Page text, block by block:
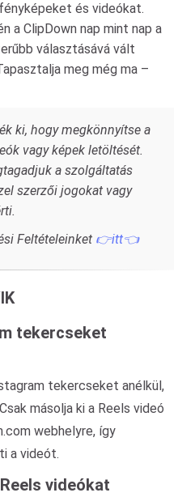
és videókat.
a ClipDown nap mint nap a
választásává vált
meg még ma –
ki, hogy megkönnyítse a
vagy képek letöltését.
a szolgáltatás
szerzői jogokat vagy
Feltételeinket 👉itt👈
tekercseket
tekercseket anélkül,
másolja ki a Reels videó
webhelyre, így
a videót.
videókat